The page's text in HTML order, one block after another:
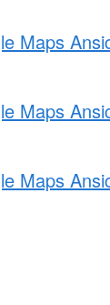
Maps
Maps
Maps